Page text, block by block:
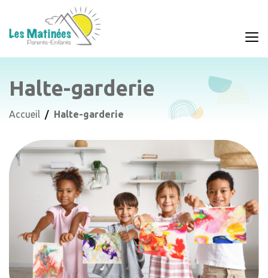
Halte-garderie
Accueil Halte-garderie